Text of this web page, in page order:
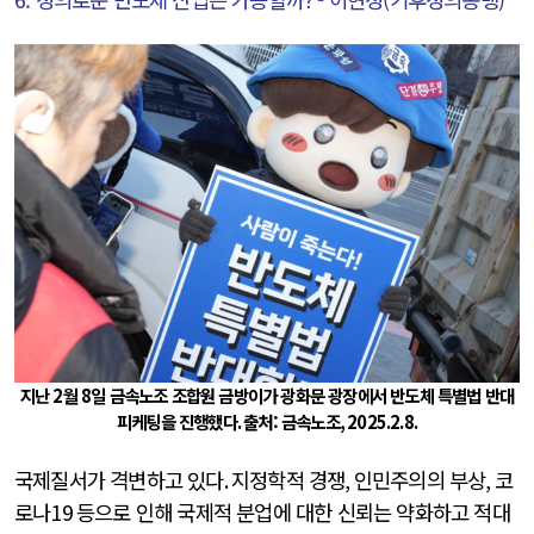
지난2월8일 금속노조 조합원 금방이가 광화문 광장에서 반도체 특별법 반대
피케팅을 진행했다.출처: 금속노조, 2025.2.8.
국제질서가 격변하고 있다.지정학적 경쟁, 인민주의의 부상, 코
로나19등으로 인해 국제적 분업에 대한 신뢰는 약화하고 적대